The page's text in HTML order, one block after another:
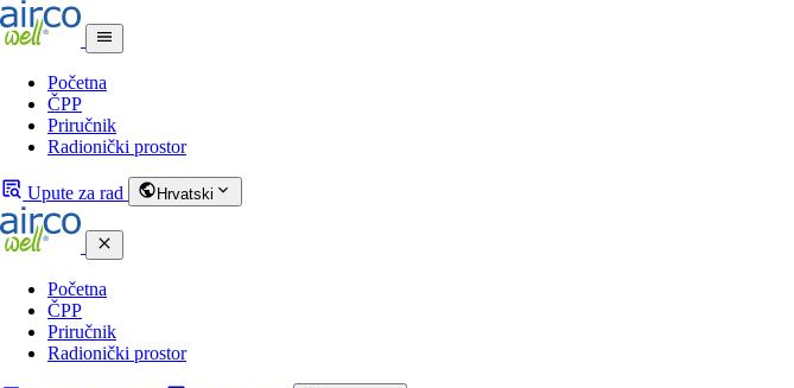
Početna
ČPP
Priručnik
Radionički prostor
Upute za rad Hrvatski
Početna
ČPP
Priručnik
Radionički prostor